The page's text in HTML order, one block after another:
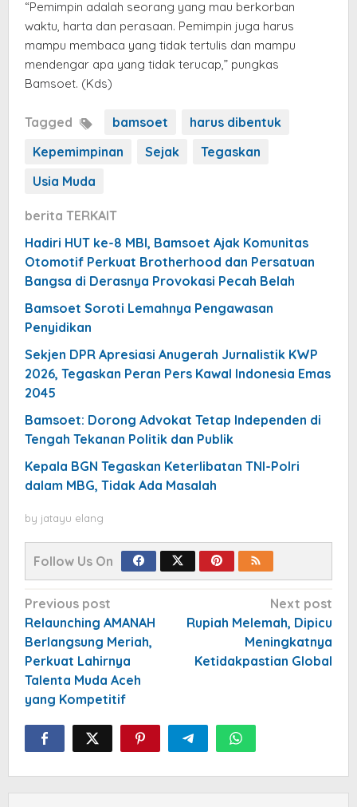
“Pemimpin adalah seorang yang mau berkorban
waktu, harta dan perasaan. Pemimpin juga harus
mampu membaca yang tidak tertulis dan mampu
mendengar apa yang tidak terucap,” pungkas
Bamsoet. (Kds)
Tagged bamsoet
harus dibentuk
Kepemimpinan
Sejak
Tegaskan
Usia Muda
berita TERKAIT
Hadiri HUT ke-8 MBI, Bamsoet Ajak Komunitas
Otomotif Perkuat Brotherhood dan Persatuan
Bangsa di Derasnya Provokasi Pecah Belah
Bamsoet Soroti Lemahnya Pengawasan
Penyidikan
Sekjen DPR Apresiasi Anugerah Jurnalistik KWP
2026, Tegaskan Peran Pers Kawal Indonesia Emas
2045
Bamsoet: Dorong Advokat Tetap Independen di
Tengah Tekanan Politik dan Publik
Kepala BGN Tegaskan Keterlibatan TNI-Polri
dalam MBG, Tidak Ada Masalah
by jatayu elang
Follow Us On
Post
navigation
Previous post
Relaunching AMANAH
Berlangsung Meriah,
Perkuat Lahirnya
Talenta Muda Aceh
yang Kompetitif
Next post
Rupiah Melemah, Dipicu
Meningkatnya
Ketidakpastian Global